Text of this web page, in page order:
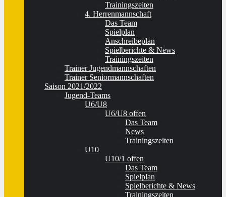
Trainingszeiten
4. Herrenmannschaft
Das Team
Spielplan
Anschreibeplan
Spielberichte & News
Trainingszeiten
Trainer Jugendmannschaften
Trainer Seniormannschaften
Saison 2021/2022
Jugend-Teams
U6/U8
U6/U8 offen
Das Team
News
Trainingszeiten
U10
U10/1 offen
Das Team
Spielplan
Spielberichte & News
Trainingszeiten